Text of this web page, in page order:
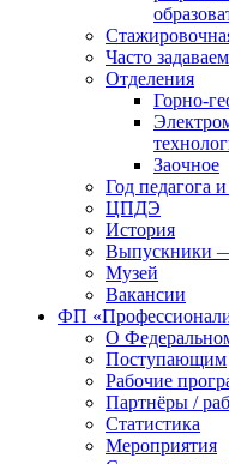
Часто
Отделения
Горно-
Заочное
Год педагога
ЦПДЭ
История
Выпускники
Музей
Вакансии
ФП
О
Поступающим
Рабочие
Партнёры /
Статистика
Мероприятия